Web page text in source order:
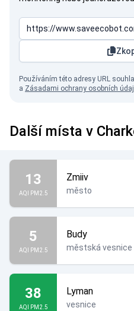
Používáním této adresy URL
a Zásadami ochrany osobních
Další místa v
13
AQI PM2.5
Zmiiv
město
5
AQI PM2.5
Budy
městská vesnice
38
AQI PM2.5
Lyman
vesnice